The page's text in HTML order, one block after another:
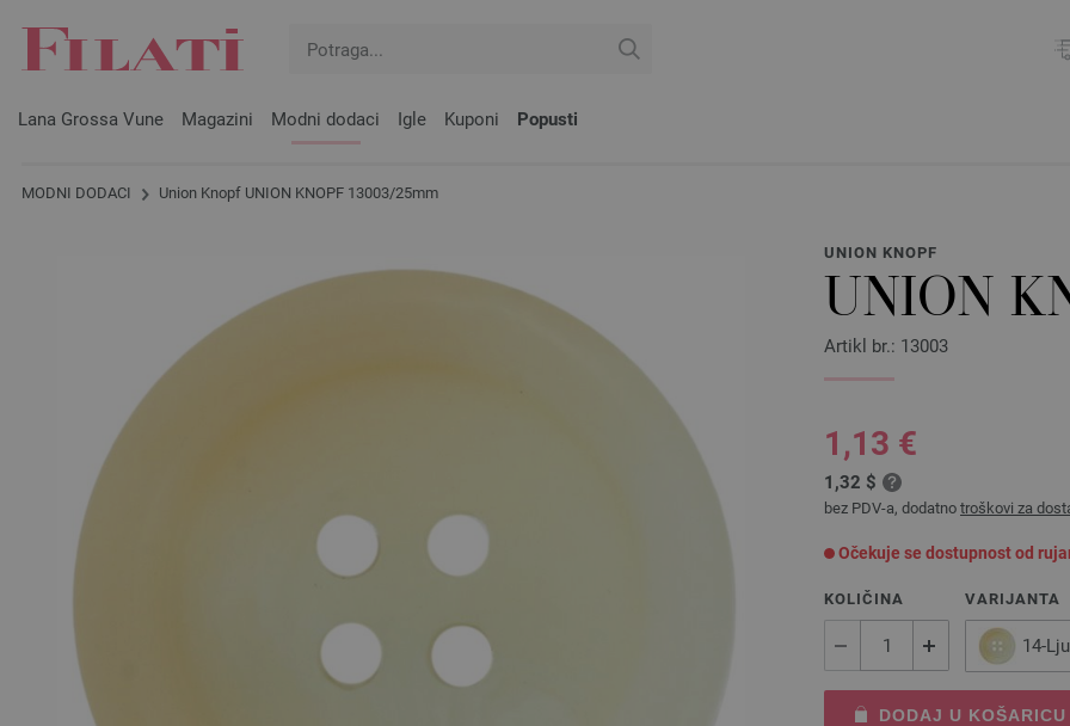
Lana Grossa Vune Magazini Modni dodaci Igle Kuponi Popusti
MODNI DODACI Union Knopf UNION KNOPF 13003/25mm
UNION KNOPF
UNION
Artikl br.: 13003
1,13 €
1,32 $
bez PDV-a, dodatno troškovi za
Očekuje se dostupnost od
KOLIČINA VARIJANTA
14-
DODAJ U KOŠARICU